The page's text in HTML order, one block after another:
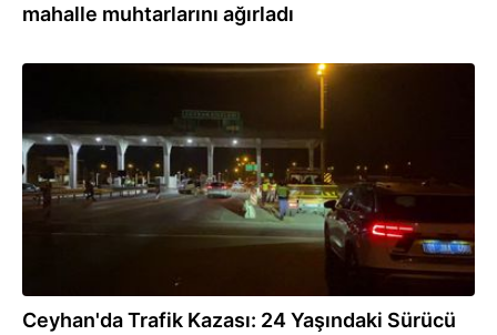
mahalle muhtarlarını ağırladı
Ceyhan'da Trafik Kazası: 24 Yaşındaki Sürücü